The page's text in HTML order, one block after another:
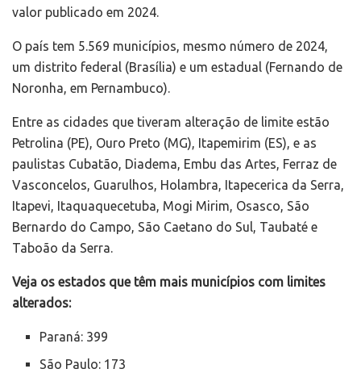
valor publicado em 2024.
O país tem 5.569 municípios, mesmo número de 2024,
um distrito federal (Brasília) e um estadual (Fernando de
Noronha, em Pernambuco).
Entre as cidades que tiveram alteração de limite estão
Petrolina (PE), Ouro Preto (MG), Itapemirim (ES), e as
paulistas Cubatão, Diadema, Embu das Artes, Ferraz de
Vasconcelos, Guarulhos, Holambra, Itapecerica da Serra,
Itapevi, Itaquaquecetuba, Mogi Mirim, Osasco, São
Bernardo do Campo, São Caetano do Sul, Taubaté e
Taboão da Serra.
Veja os estados que têm mais municípios com limites
alterados:
Paraná: 399
São Paulo: 173